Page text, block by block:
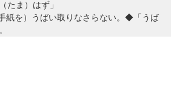
たま）はず」
紙を）うばい取りなさらない。◆「うば